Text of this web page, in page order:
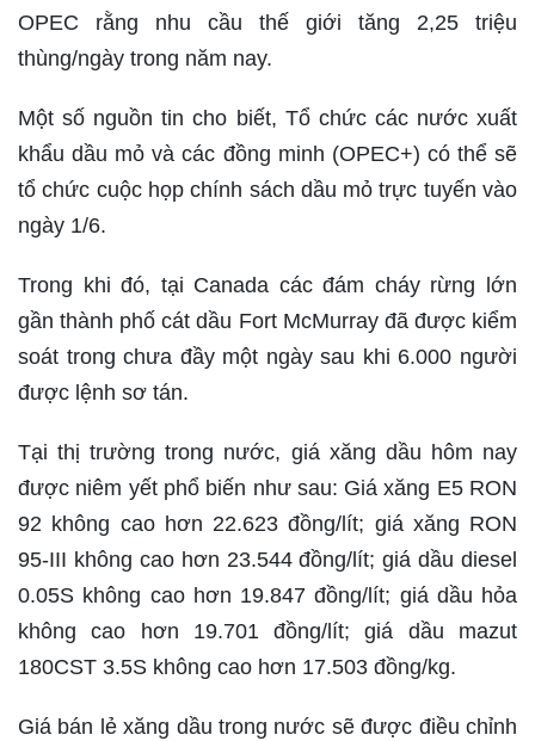
OPEC rằng nhu cầu thế giới tăng 2,25 triệu
thùng/ngày trong năm nay.
Một số nguồn tin cho biết, Tổ chức các nước xuất
khẩu dầu mỏ và các đồng minh (OPEC+) có thể sẽ
tổ chức cuộc họp chính sách dầu mỏ trực tuyến vào
ngày 1/6.
Trong khi đó, tại Canada các đám cháy rừng lớn
gần thành phố cát dầu Fort McMurray đã được kiểm
soát trong chưa đầy một ngày sau khi 6.000 người
được lệnh sơ tán.
Tại thị trường trong nước, giá xăng dầu hôm nay
được niêm yết phổ biến như sau: Giá xăng E5 RON
92 không cao hơn 22.623 đồng/lít; giá xăng RON
95-III không cao hơn 23.544 đồng/lít; giá dầu diesel
0.05S không cao hơn 19.847 đồng/lít; giá dầu hỏa
không cao hơn 19.701 đồng/lít; giá dầu mazut
180CST 3.5S không cao hơn 17.503 đồng/kg.
Giá bán lẻ xăng dầu trong nước sẽ được điều chỉnh